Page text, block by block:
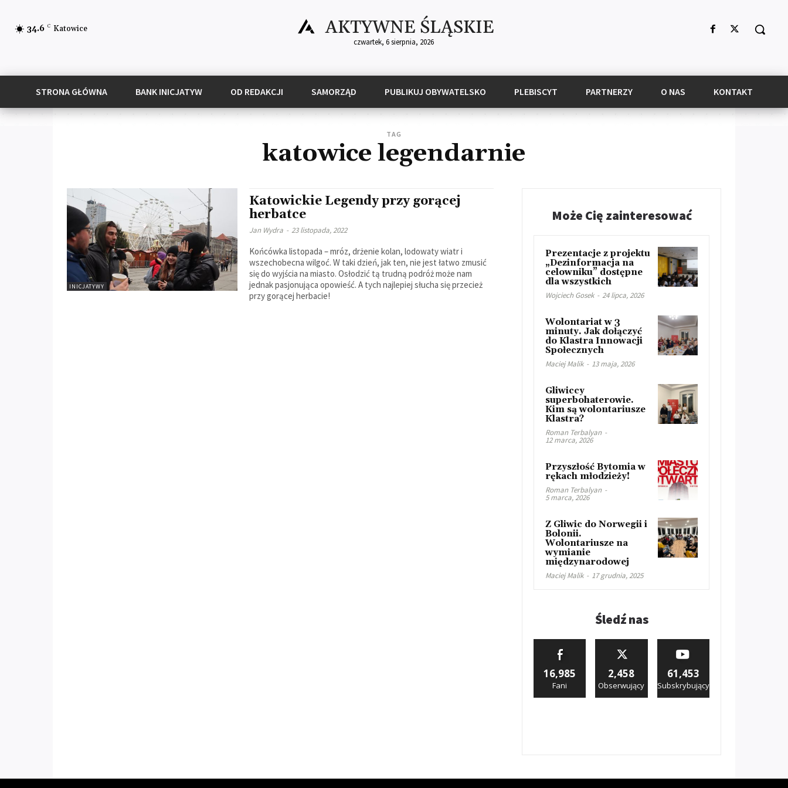
34.6 C Katowice AKTYWNE ŚLĄSKIE
czwartek, 6 sierpnia, 2026
STRONA GŁÓWNA BANK INICJATYW OD REDAKCJI SAMORZĄD PUBLIKUJ OBYWATELSKO PLEBISCYT PARTNERZY O NAS KONTAKT
TAG
katowice legendarnie
INICJATYWY
Katowickie Legendy przy gorącej
herbatce
Jan Wydra - 23 listopada, 2022
Końcówka listopada – mróz, drżenie kolan, lodowaty wiatr i
wszechobecna wilgoć. W taki dzień, jak ten, nie jest łatwo zmusić
się do wyjścia na miasto. Osłodzić tą trudną podróż może nam
jednak pasjonująca opowieść. A tych najlepiej słucha się przecież
przy gorącej herbacie!
Może Cię zainteresować
Prezentacje z projektu
„Dezinformacja na
celowniku” dostępne
dla wszystkich
Wojciech Gosek - 24 lipca, 2026
Wolontariat w 3
minuty. Jak dołączyć
do Klastra Innowacji
Społecznych
Maciej Malik - 13 maja, 2026
Gliwiccy
superbohaterowie.
Kim są wolontariusze
Klastra?
Roman Terbalyan -
12 marca, 2026
Przyszłość Bytomia w
rękach młodzieży!
Roman Terbalyan -
5 marca, 2026
Z Gliwic do Norwegii i
Bolonii.
Wolontariusze na
wymianie
międzynarodowej
Maciej Malik - 17 grudnia, 2025
Śledź nas
16,985
Fani
2,458
Obserwujący
61,453
Subskrybujący